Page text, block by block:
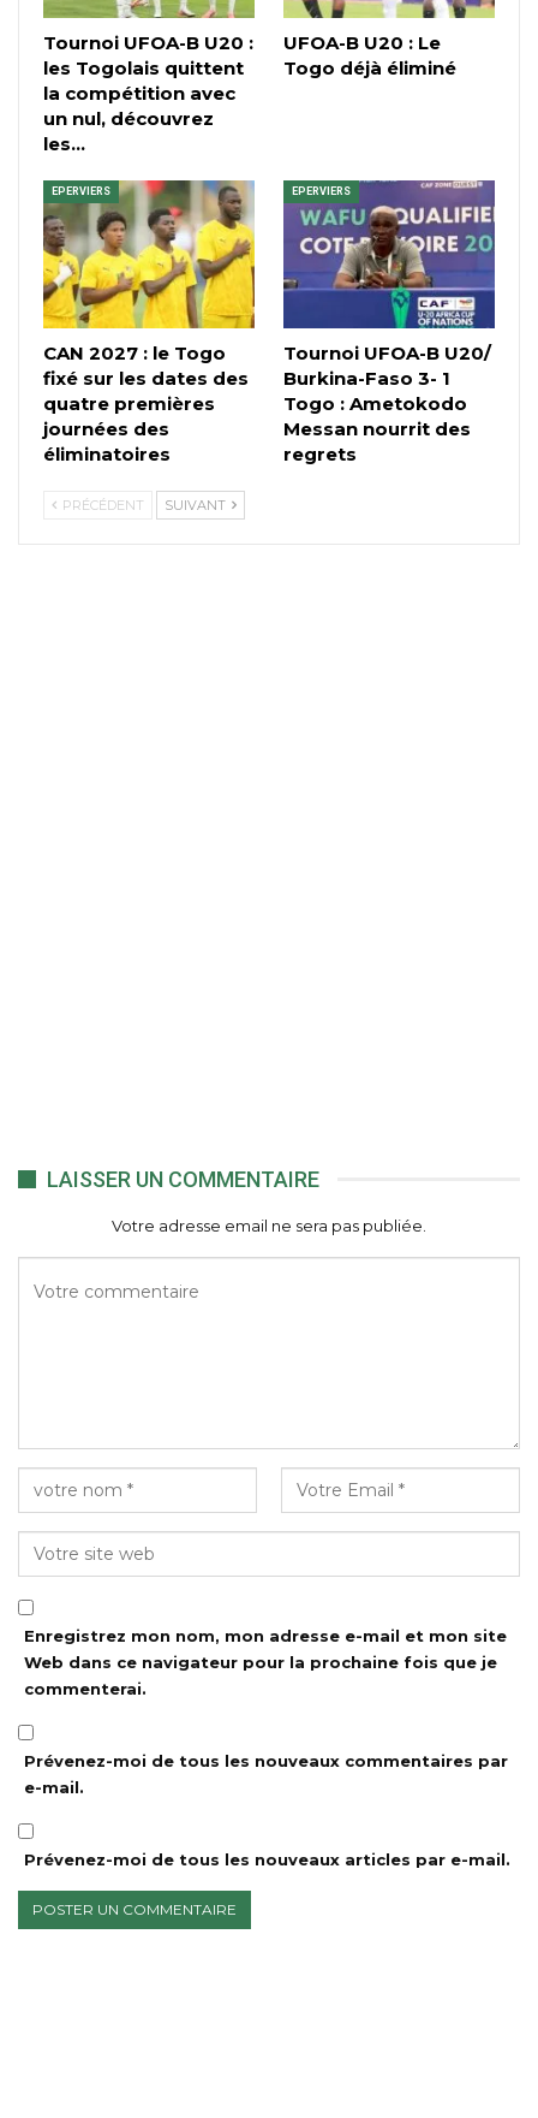
Tournoi UFOA-B U20 :
les Togolais quittent
la compétition avec
un nul, découvrez
les…
UFOA-B U20 : Le
Togo déjà éliminé
EPERVIERS
CAN 2027 : le Togo
fixé sur les dates des
quatre premières
journées des
éliminatoires
EPERVIERS
Tournoi UFOA-B U20/
Burkina-Faso 3- 1
Togo : Ametokodo
Messan nourrit des
regrets
PRÉCÉDENT SUIVANT
LAISSER UN COMMENTAIRE
Votre adresse email ne sera pas publiée.
Enregistrez mon nom, mon adresse e-mail et mon site
Web dans ce navigateur pour la prochaine fois que je
commenterai.
Prévenez-moi de tous les nouveaux commentaires par
e-mail.
Prévenez-moi de tous les nouveaux articles par e-mail.